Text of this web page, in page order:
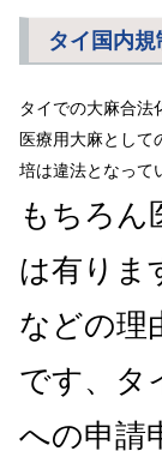
タイ国内規
タイでの大麻合法
医療用大麻として
培は違法となって
もちろん
は有りま
などの理
です、タ
への申請